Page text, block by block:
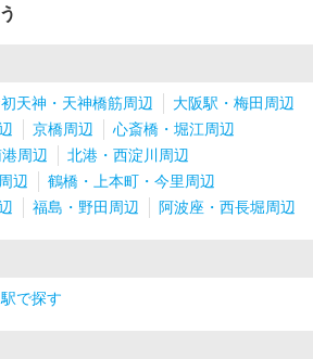
天神・天神橋筋周辺
大阪駅・梅田周辺
京橋周辺
心斎橋・堀江周辺
周辺
北港・西淀川周辺
辺
鶴橋・上本町・今里周辺
福島・野田周辺 阿波座・西長堀周辺
で探す